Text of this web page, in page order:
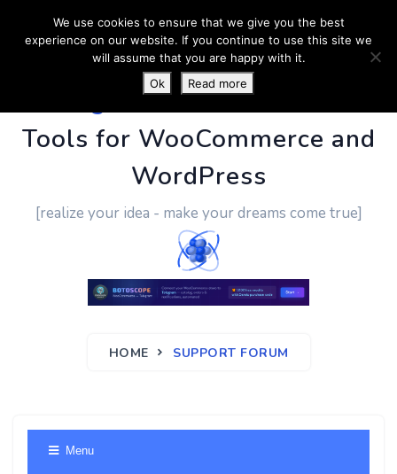
PluginUs.Net- Business
Tools for WooCommerce and
WordPress
[realize your idea - make your dreams come true]
HOME SUPPORT FORUM
Menu
We use cookies to ensure that we give you the best
experience on our website. If you continue to use this site we
will assume that you are happy with it.
Ok
Read more